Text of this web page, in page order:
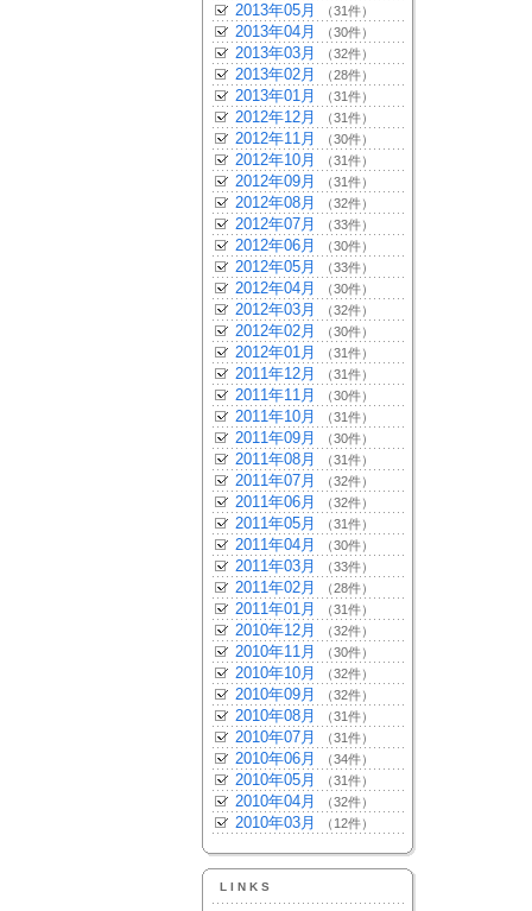
2013年05月 （31件）
2013年04月 （30件）
2013年03月 （32件）
2013年02月 （28件）
2013年01月 （31件）
2012年12月 （31件）
2012年11月 （30件）
2012年10月 （31件）
2012年09月 （31件）
2012年08月 （32件）
2012年07月 （33件）
2012年06月 （30件）
2012年05月 （33件）
2012年04月 （30件）
2012年03月 （32件）
2012年02月 （30件）
2012年01月 （31件）
2011年12月 （31件）
2011年11月 （30件）
2011年10月 （31件）
2011年09月 （30件）
2011年08月 （31件）
2011年07月 （32件）
2011年06月 （32件）
2011年05月 （31件）
2011年04月 （30件）
2011年03月 （33件）
2011年02月 （28件）
2011年01月 （31件）
2010年12月 （32件）
2010年11月 （30件）
2010年10月 （32件）
2010年09月 （32件）
2010年08月 （31件）
2010年07月 （31件）
2010年06月 （34件）
2010年05月 （31件）
2010年04月 （32件）
2010年03月 （12件）
LINKS